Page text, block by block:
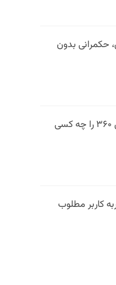
حکمرانی بدون
فیلتر در وقت اضافه؛ فوتبال ۳۶۰ را چه کسی
کاربر مطلوب